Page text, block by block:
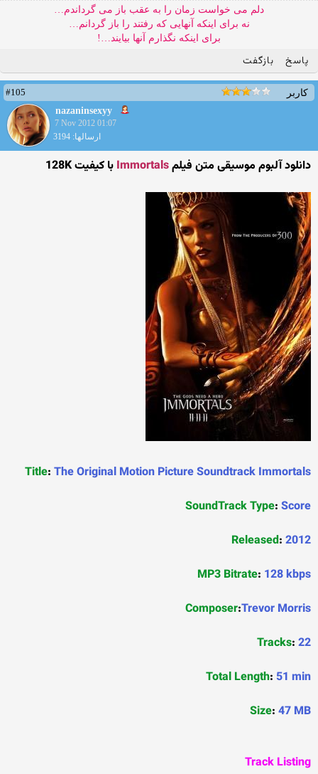
دلم می خواست زمان را به عقب باز می گرداندم…
نه برای اینکه آنهایی که رفتند را باز گردانم…
برای اینکه نگذارم آنها بیایند…!
پاسخ بازگفت
کاربر
#105
nazaninsexyy
7 Nov 2012 01:07
ارسالها: 3194
دانلود آلبوم موسیقی متن فیلم با کیفیت 128K
Title: The Original Motion Picture Soundtrack Immortals
SoundTrack Type: Score
Released: 2012
MP3 Bitrate: 128 kbps
Composer:Trevor Morris
Tracks: 22
Total Length: 51 min
Size: 47 MB
Track Listing